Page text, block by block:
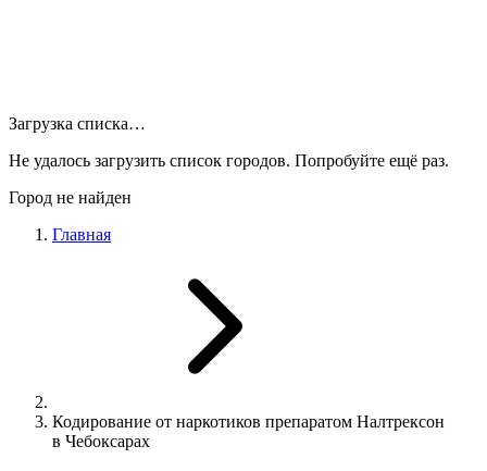
Загрузка списка…
Не удалось загрузить список городов. Попробуйте ещё раз.
Город не найден
Главная
Кодирование от наркотиков препаратом Налтрексон
в Чебоксарах